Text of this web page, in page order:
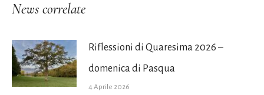
News correlate
Riflessioni di Quaresima 2026 –
domenica di Pasqua
4 Aprile 2026